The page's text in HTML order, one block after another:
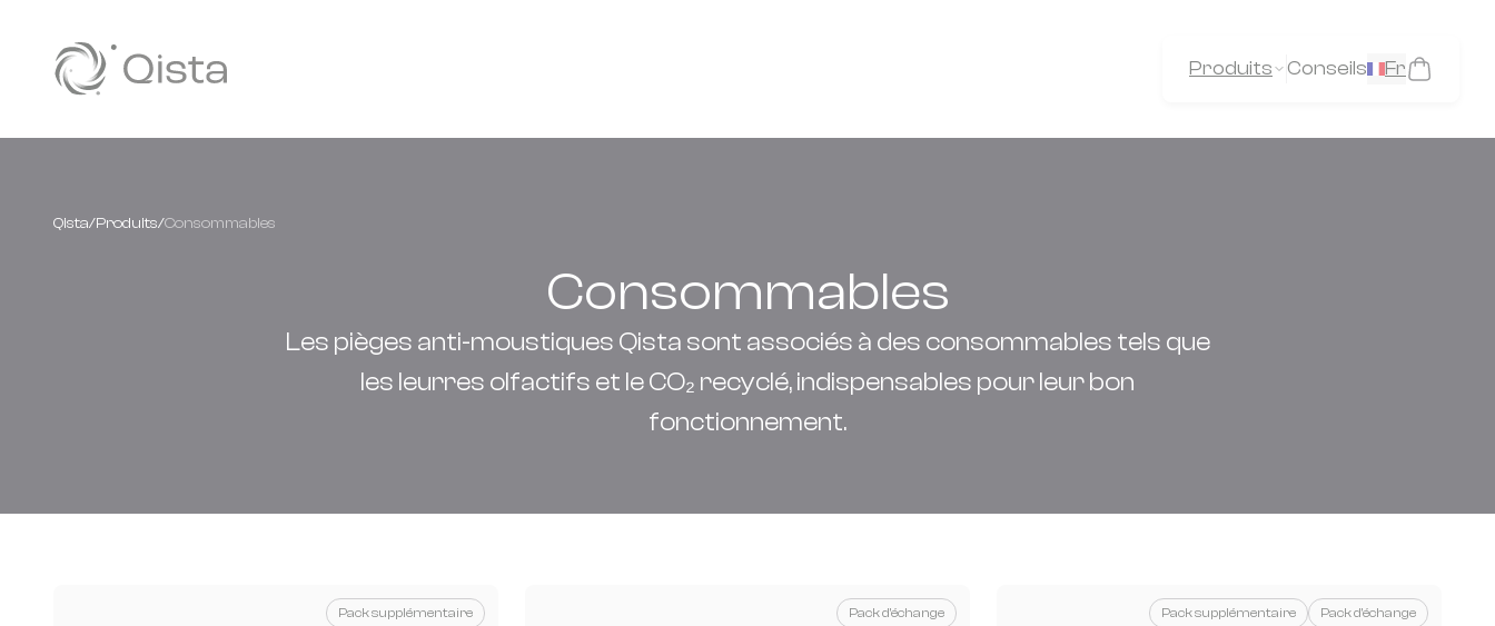
Produits Conseils Fr
Qista/Produits/Consommables
Consommables
Les pièges anti-moustiques Qista sont associés à des consommables tels que
les leurres olfactifs et le CO₂ recyclé, indispensables pour leur bon
fonctionnement.
Pack supplémentaire Pack d'échange Pack supplémentaire Pack d'échange